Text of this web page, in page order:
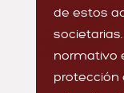
de estos
normativo
protección